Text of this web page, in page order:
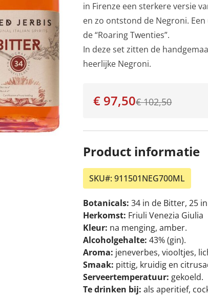
in Firenze een sterkere versie
en zo ontstond de Negroni.
de “Roaring Twenties”.
In deze set zitten de
heerlijke Negroni.
€ 97,50€ 102,50
Product informatie
SKU#: 911501NEG700ML
Botanicals: 34 in de Bitter, 25
Herkomst: Friuli Venezia Giulia
Kleur: na menging, amber.
Alcoholgehalte: 43% (gin).
Aroma: jeneverbes, viooltjes,
Smaak: pittig, kruidig en
Serveertemperatuur: gekoeld.
Te drinken bij: als aperitief,